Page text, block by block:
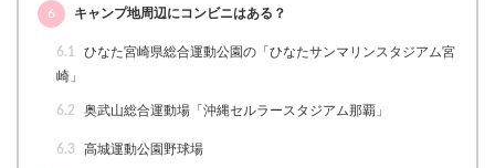
6 キャンプ地周辺にコンビニはある？
6.1
ひなた宮崎県総合運動公園の「ひなたサンマリンスタジアム宮
崎」
6.2 奥武山総合運動場「沖縄セルラースタジアム那覇」
6.3 高城運動公園野球場